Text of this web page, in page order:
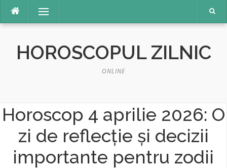
conținut
Meniu
HOROSCOPUL ZILNIC
ONLINE
Horoscop 4 aprilie 2026: O
zi de reflecție și decizii
importante pentru zodii